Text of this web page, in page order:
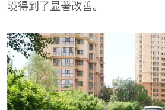
境得到了显著改善。